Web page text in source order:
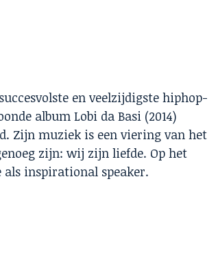
en veelzijdigste hiphop-
album Lobi da Basi (2014)
Zijn muziek is een viering van het
zijn: wij zijn liefde. Op het
inspirational speaker.